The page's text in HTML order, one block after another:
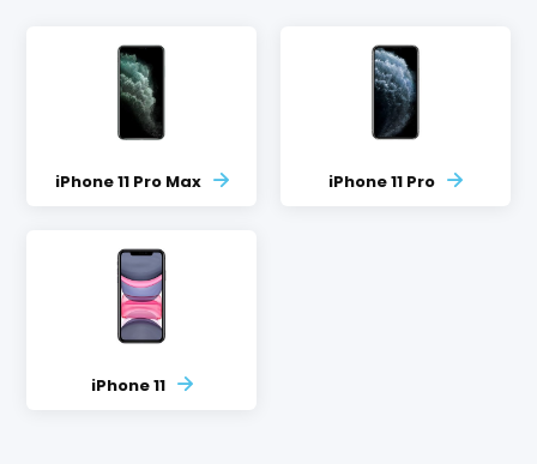
iPhone 11 Pro Max iPhone 11 Pro
iPhone 11